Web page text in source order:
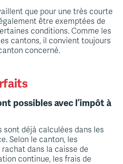
que pour une très courte
être exemptées de
conditions. Comme les
cantons, il convient toujours
concerné.
possibles avec l’impôt à
déjà calculées dans les
Selon le canton, les
dans la caisse de
continue, les frais de